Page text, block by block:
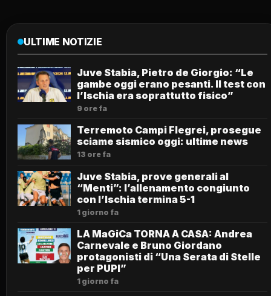
ULTIME NOTIZIE
Juve Stabia, Pietro de Giorgio: “Le
gambe oggi erano pesanti. Il test con
l’Ischia era soprattutto fisico”
9 ore fa
Terremoto Campi Flegrei, prosegue
sciame sismico oggi: ultime news
13 ore fa
Juve Stabia, prove generali al
“Menti”: l’allenamento congiunto
con l’Ischia termina 5-1
1 giorno fa
LA MaGiCa TORNA A CASA: Andrea
Carnevale e Bruno Giordano
protagonisti di “Una Serata di Stelle
per PUPI”
1 giorno fa